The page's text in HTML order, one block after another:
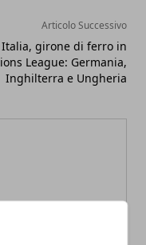
Articolo Successivo
Italia, girone di ferro in
League: Germania,
Inghilterra e Ungheria